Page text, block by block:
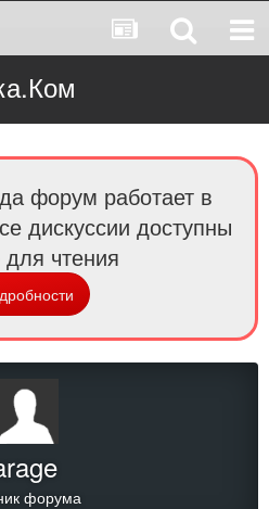
форум работает в
дискуссии доступны
для чтения
форума